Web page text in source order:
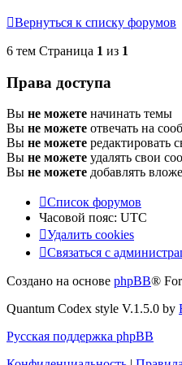
Вернуться к списку форумов
6 тем Страница 1 из 1
Права доступа
Вы не можете начинать темы
Вы не можете отвечать на
Вы не можете редактировать
Вы не можете удалять свои
Вы не можете добавлять
Список форумов
Часовой пояс: UTC
Удалить cookies
Связаться с
Создано на основе phpBB®
Quantum Codex style V.1.5.0 by
Русская поддержка phpBB